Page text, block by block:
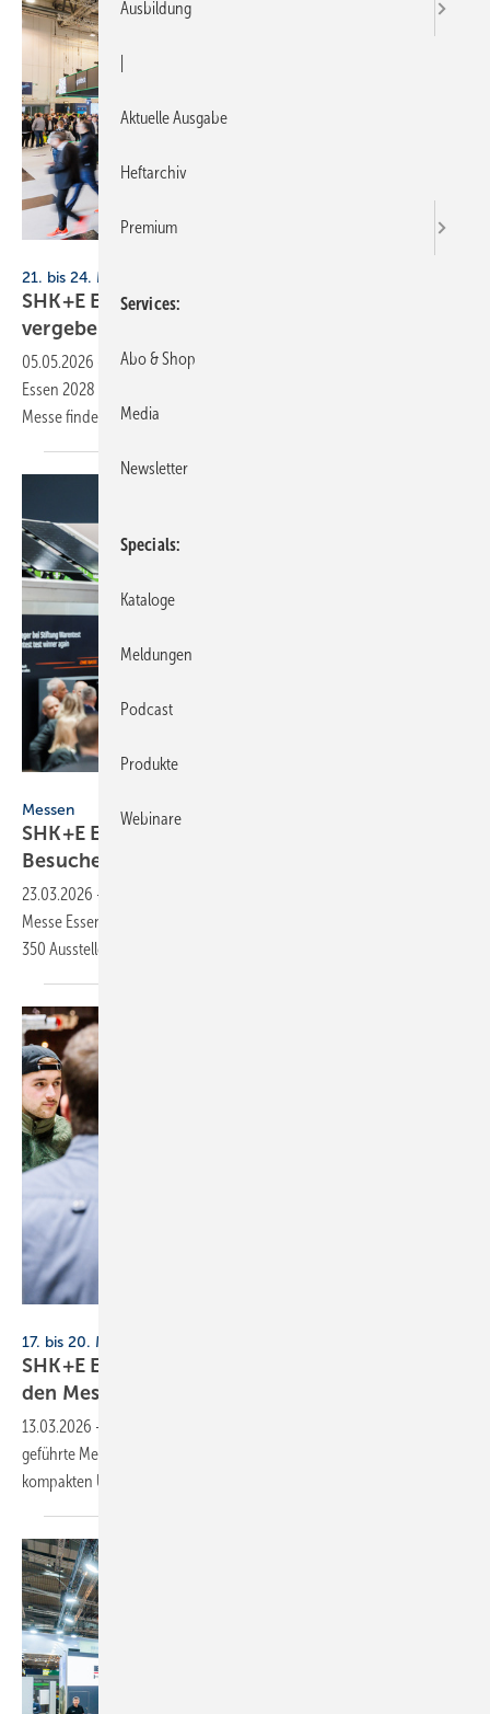
Messe Essen
21. bis 24. März 2028, Messe Essen
SHK+E Essen 2028: 30 % der Aus­stel­ler­flä­chen
ver­ge­ben
05.05.2026
Bereits vor der nächsten Ausgabe der SHK+E
Essen 2028 haben Aussteller 30 % der Flächen wiedergebucht. Die
Messe findet vom 21. bis 24. März 2028 in Essen
Messen
SHK+E Essen 2026 ver­zeich­net über 30.000
Be­su­cher
23.03.2026 -
Messe Essen statt. Sie zählte über 30.000 Fachbesucher und
350 Aussteller.
17. bis 20. März 2026, Messe Essen
SHK+E Essen 2026: ge­führ­te Rund­gän­ge für
den Mes­se­be­such
13.03.2026 -
geführte Messerundgänge an. Fachbesucher erhalten so einen
kompakten Überblick über
Ausbildung
Aktuelle Ausgabe
Heftarchiv
Premium
Services
Abo & Shop
Media
Newsletter
Specials
Kataloge
Meldungen
Podcast
Produkte
Webinare